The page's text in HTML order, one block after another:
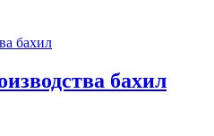
бахил
бахил